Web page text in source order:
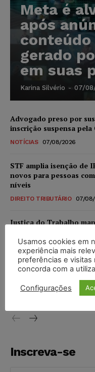
Meta é
após
gerado
em suas
Karina Silvério - 07/
Advogado preso por
inscrição suspensa pela
NOTÍCIAS 07/08/2026
STF amplia isenção de
novos para pessoas
níveis
DIREITO TRIBUTÁRIO 07/
Justiça do Trabalho
NOTÍCIAS 07/08/2026
Justiça de SP decreta
NOTÍCIAS 07/08/2026
Inscreva-se
Usamos cookies em
experiência mais
preferências e visitas
concorda com a
Configurações